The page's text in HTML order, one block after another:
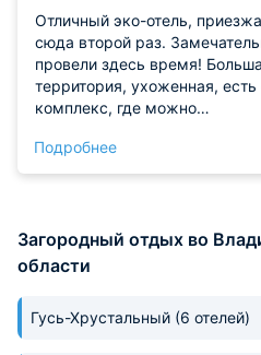
Отличный эко-отель,
сюда второй раз.
провели здесь время!
территория, ухоженная, есть
комплекс, где можно
собственный зоопарк с
зверушками. Номер у нас
Обязательно приедем сюда
снова!
Подробнее
Загородный отдых во
области
Гусь-Хрустальный (6 отелей)